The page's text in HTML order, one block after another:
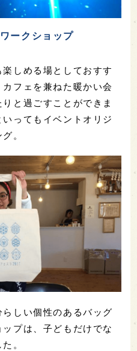
ークショップ
しめる場としておすす
フェを兼ねた暖かい会
と過ごすことができま
ってもイベントオリジ
。
しい個性のあるバッグ
プは、子どもだけでな
。